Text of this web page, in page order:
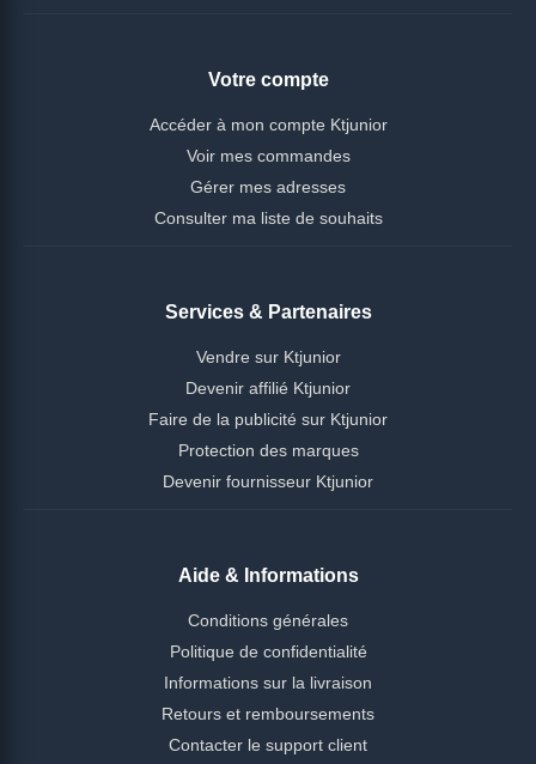
Votre compte
Accéder à mon compte Ktjunior
Voir mes commandes
Gérer mes adresses
Consulter ma liste de souhaits
Services & Partenaires
Vendre sur Ktjunior
Devenir affilié Ktjunior
Faire de la publicité sur Ktjunior
Protection des marques
Devenir fournisseur Ktjunior
Aide & Informations
Conditions générales
Politique de confidentialité
Informations sur la livraison
Retours et remboursements
Contacter le support client